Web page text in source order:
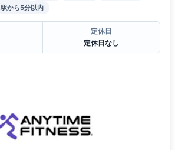
駅から5分以内
定休日
定休日なし